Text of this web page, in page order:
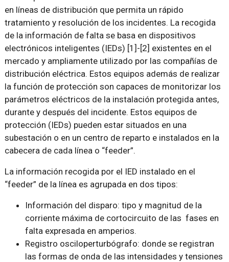
en líneas de distribución que permita un rápido
tratamiento y resolución de los incidentes. La recogida
de la información de falta se basa en dispositivos
electrónicos inteligentes (IEDs) [1]-[2] existentes en el
mercado y ampliamente utilizado por las compañías de
distribución eléctrica. Estos equipos además de realizar
la función de protección son capaces de monitorizar los
parámetros eléctricos de la instalación protegida antes,
durante y después del incidente. Estos equipos de
protección (IEDs) pueden estar situados en una
subestación o en un centro de reparto e instalados en la
cabecera de cada línea o “feeder”.
La información recogida por el IED instalado en el
“feeder” de la línea es agrupada en dos tipos:
Información del disparo: tipo y magnitud de la
corriente máxima de cortocircuito de las fases en
falta expresada en amperios.
Registro osciloperturbógrafo: donde se registran
las formas de onda de las intensidades y tensiones